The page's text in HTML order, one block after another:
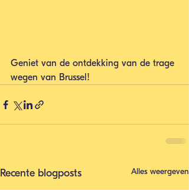
Geniet van de ontdekking van de trage
wegen van Brussel!
Recente blogposts Alles weergeven